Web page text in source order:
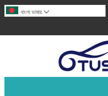
বাংলা ভাষার 